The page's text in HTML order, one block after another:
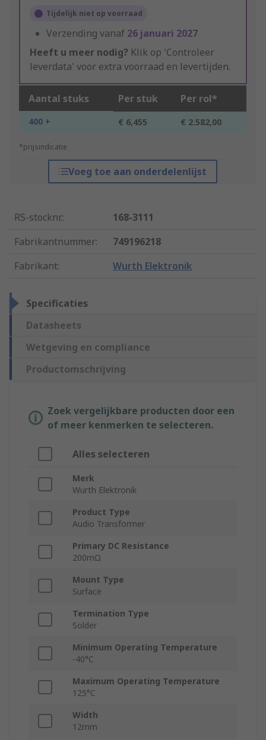
Tijdelijk niet op voorraad
Verzending vanaf 26 januari 2027
Heeft u meer nodig? Klik op 'Controleer
leverdata' voor extra voorraad en levertijden.
Aantal stuks Per stuk Per rol*
400 + € 6,455 € 2.582,00
*prijsindicatie
Voeg toe aan onderdelenlijst
RS-stocknr.:
168-3111
Fabrikantnummer:
749196218
Fabrikant: Wurth Elektronik
Specificaties
Datasheets
Wetgeving en compliance
Productomschrijving
Zoek vergelijkbare producten door een
of meer kenmerken te selecteren.
Alles selecteren
Merk
Wurth Elektronik
Product Type
Audio Transformer
Primary DC Resistance
200mΩ
Mount Type
Surface
Termination Type
Solder
Minimum Operating Temperature
-40°C
Maximum Operating Temperature
125°C
Width
12mm